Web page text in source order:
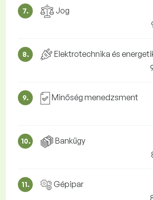
7.
Jog
8.
Elektrotechnika és
9.
Minőség menedzsment
10.
Bankügy
11.
Gépipar